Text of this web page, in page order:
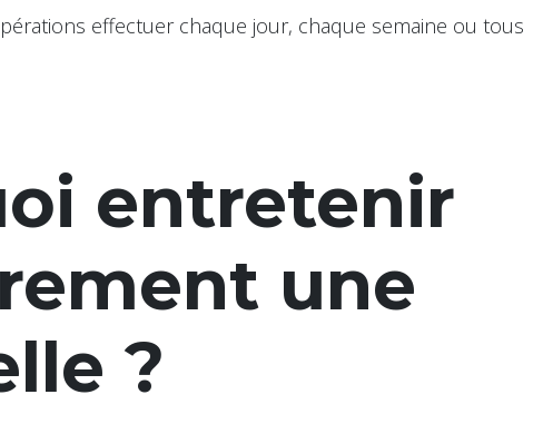
effectuer chaque jour, chaque semaine ou tous
entretenir
une
?